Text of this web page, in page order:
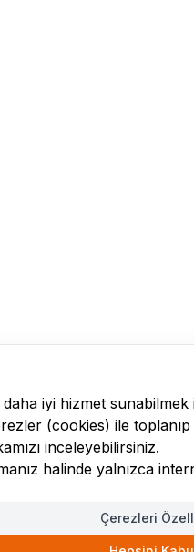
daha iyi hizmet
(cookies) ile
inceleyebilirsiniz.
halinde yalnızca
Çerezleri